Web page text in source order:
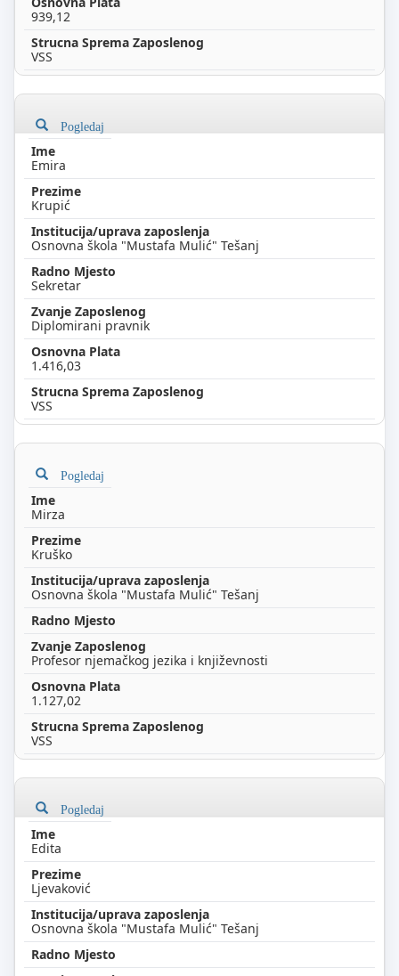
939,12
VSS
Pogledaj
Emira
Krupić
Osnovna škola "Mustafa Mulić" Tešanj
Sekretar
Diplomirani pravnik
1.416,03
VSS
Pogledaj
Mirza
Kruško
Osnovna škola "Mustafa Mulić" Tešanj
Profesor njemačkog jezika i književnosti
1.127,02
VSS
Pogledaj
Edita
Ljevaković
Osnovna škola "Mustafa Mulić" Tešanj